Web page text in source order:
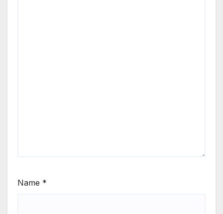
Name *